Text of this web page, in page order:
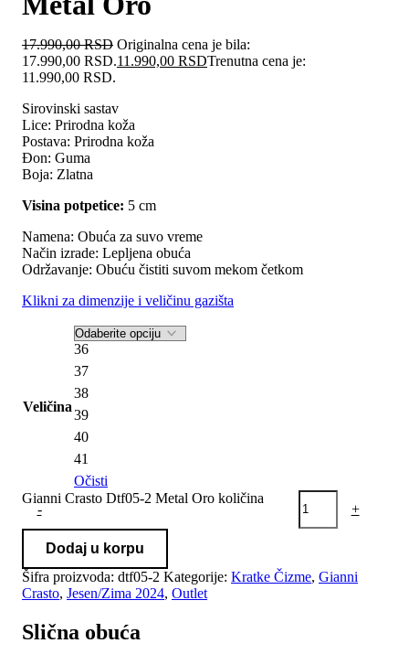
17.990,00RSD Originalna cena je bila:
17.990,00 RSD.11.990,00 RSDTrenutna cena je:
11.990,00 RSD.
Sirovinski sastav
Lice: Prirodna koža
Postava: Prirodna koža
Đon: Guma
Boja: Zlatna
Visina potpetice: 5 cm
Namena: Obuća za suvo vreme
Način izrade: Lepljena obuća
Održavanje: Obuću čistiti suvom mekom četkom
Klikni za dimenzije i veličinu gazišta
Veličina
36
37
38
39
40
41
Očisti
-
Gianni Crasto Dtf05-2 Metal Oro količina
+
Dodaj u korpu
Šifra proizvoda: dtf05-2 Kategorije: Kratke Čizme, Gianni
Crasto, Jesen/Zima 2024, Outlet
Slična obuća